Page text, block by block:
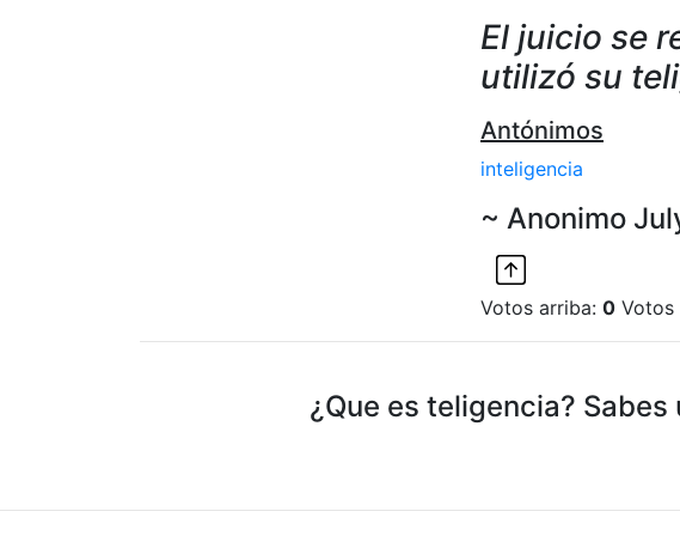
El juicio se
utilizó su
Antónimos
inteligencia
~ Anonimo
Votos arriba: 0 Votos
¿Que es teligencia?